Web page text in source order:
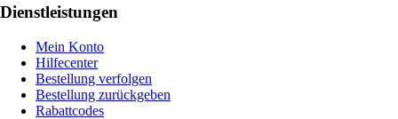
Dienstleistungen
Mein Konto
Hilfecenter
Bestellung verfolgen
Bestellung zurückgeben
Rabattcodes